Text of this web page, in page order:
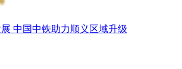
中国中铁助力顺义区域升级